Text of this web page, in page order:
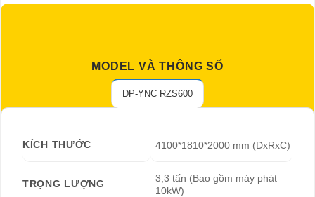
MODEL VÀ THÔNG SỐ
DP-YNC RZS600
KÍCH THƯỚC 4100*1810*2000 mm (DxRxC)
TRỌNG LƯỢNG
3,3 tấn (Bao gồm máy phát
10kW)